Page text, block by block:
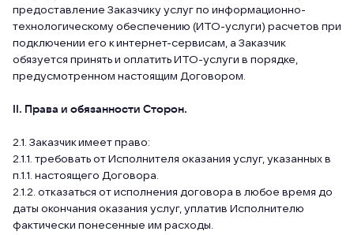
предоставление Заказчику услуг по информационно-
технологическому обеспечению (ИТО-услуги) расчетов при
подключении его к интернет-сервисам, а Заказчик
обязуется принять и оплатить ИТО-услуги в порядке,
предусмотренном настоящим Договором.
II. Права и обязанности Сторон.
2.1. Заказчик имеет право:
2.1.1. требовать от Исполнителя оказания услуг, указанных в
п.1.1. настоящего Договора.
2.1.2. отказаться от исполнения договора в любое время до
даты окончания оказания услуг, уплатив Исполнителю
фактически понесенные им расходы.